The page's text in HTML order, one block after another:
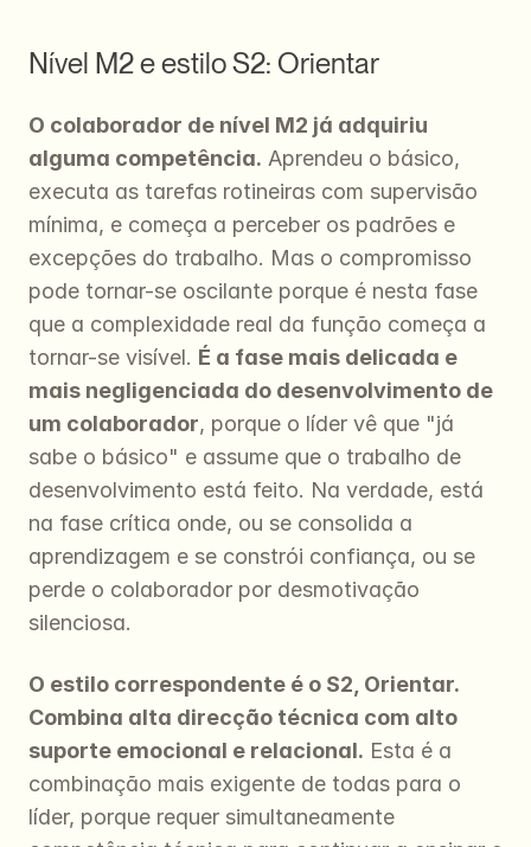
Nível M2 e estilo S2: Orientar
O colaborador de nível M2 já adquiriu
alguma competência. Aprendeu o básico,
executa as tarefas rotineiras com supervisão
mínima, e começa a perceber os padrões e
excepções do trabalho. Mas o compromisso
pode tornar-se oscilante porque é nesta fase
que a complexidade real da função começa a
tornar-se visível. É a fase mais delicada e
mais negligenciada do desenvolvimento de
um colaborador, porque o líder vê que "já
sabe o básico" e assume que o trabalho de
desenvolvimento está feito. Na verdade, está
na fase crítica onde, ou se consolida a
aprendizagem e se constrói confiança, ou se
perde o colaborador por desmotivação
silenciosa.
O estilo correspondente é o S2, Orientar.
Combina alta direcção técnica com alto
suporte emocional e relacional. Esta é a
combinação mais exigente de todas para o
líder, porque requer simultaneamente